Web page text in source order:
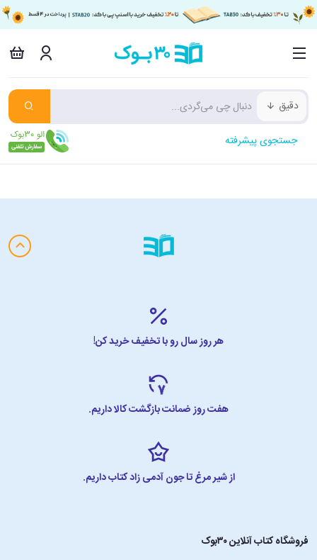
دقیق
جستجوی پیشرفته
هر روز سال رو با تخفیف خرید کن!
هفت روز ضمانت بازگشت کالا داریم.
از شیر مرغ تا جون آدمی زاد کتاب داریم.
فروشگاه کتاب آنلاین ۳۰بوک